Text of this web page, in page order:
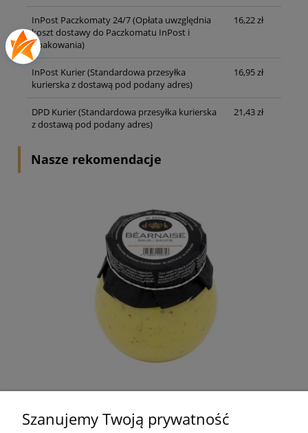
InPost Paczkomaty 24/7(Opłata uwzględnia
koszt dostawy do Paczkomatu InPost i
opakowania)
16,22 zł
InPost Kurier(Standardowa przesyłka
kurierska z dostawą pod podany adres)
16,95 zł
DPD Kurier(Standardowa przesyłka kurierska
z dostawą pod podany adres)
21,43 zł
Nasze rekomendacje
Oryginalny Sos Berneński 275ml
Szanujemy Twoją prywatność